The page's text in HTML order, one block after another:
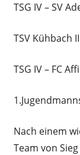
TSG IV – SV
TSV Kühbach
TSG IV – FC
Nach einem
Team von